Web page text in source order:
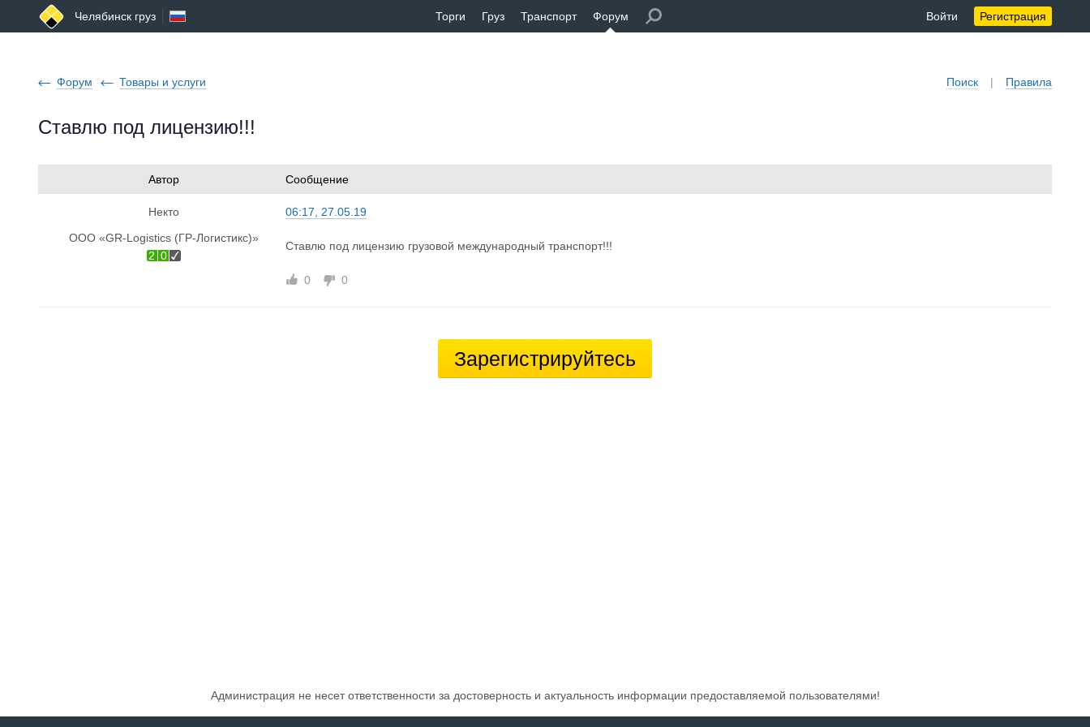
Челябинск груз Торги Груз Транспорт Форум Войти Регистрация
Поиск | Правила
Форум Товары и услуги
Ставлю под лицензию!!!
Автор Сообщение
Некто
ООО «GR-Logistics (ГР-Логистикс)»
2 0
06:17, 27.05.19
Ставлю под лицензию грузовой международный транспорт!!!
0 0
Зарегистрируйтесь
Администрация не несет ответственности за достоверность и актуальность информации предоставляемой пользователями!